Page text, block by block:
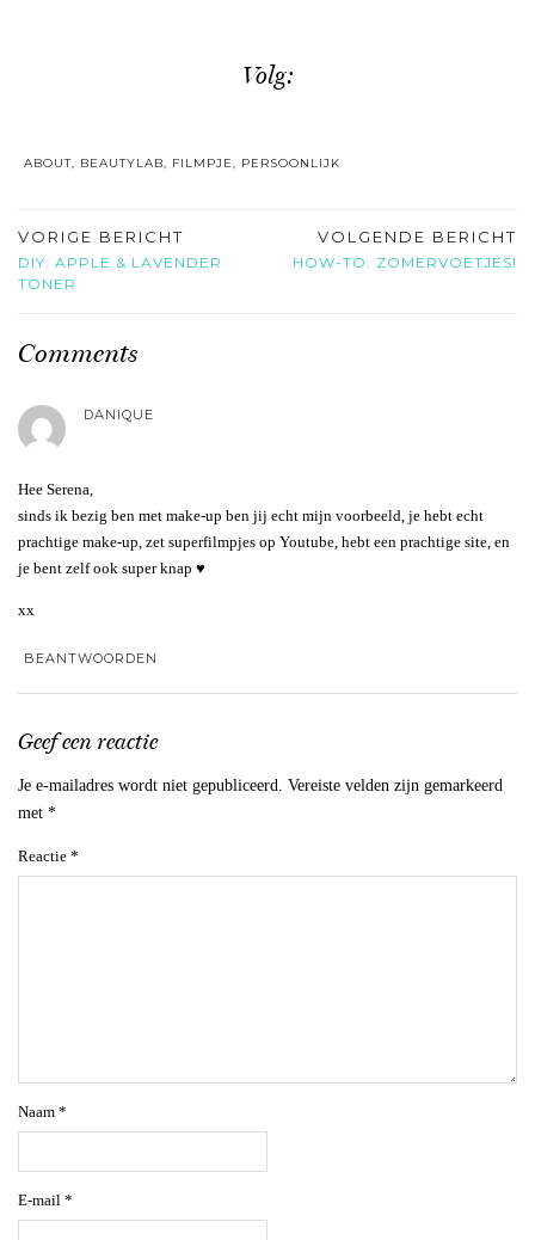
Volg:
ABOUT, BEAUTYLAB, FILMPJE, PERSOONLIJK
VORIGE BERICHT
DIY: APPLE & LAVENDER
TONER
VOLGENDE BERICHT
HOW-TO: ZOMERVOETJES!
Comments
DANIQUE
Hee Serena,
sinds ik bezig ben met make-up ben jij echt mijn voorbeeld, je hebt echt
prachtige make-up, zet superfilmpjes op Youtube, hebt een prachtige site, en
je bent zelf ook super knap ♥
xx
BEANTWOORDEN
Geef een reactie
Je e-mailadres wordt niet gepubliceerd. Vereiste velden zijn gemarkeerd
met *
Reactie *
Naam *
E-mail *